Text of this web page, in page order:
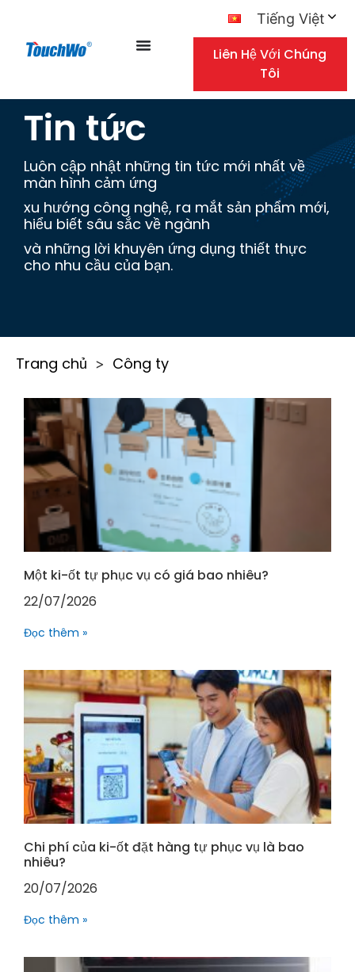
Tiếng Việt
Liên Hệ Với Chúng
Tôi
Tin tức
Luôn cập nhật những tin tức mới nhất về
màn hình cảm ứng
xu hướng công nghệ, ra mắt sản phẩm mới,
hiểu biết sâu sắc về ngành
và những lời khuyên ứng dụng thiết thực
cho nhu cầu của bạn.
Trang chủ > Công ty
Một ki-ốt tự phục vụ có giá bao nhiêu?
22/07/2026
Đọc thêm »
Chi phí của ki-ốt đặt hàng tự phục vụ là bao
nhiêu?
20/07/2026
Đọc thêm »